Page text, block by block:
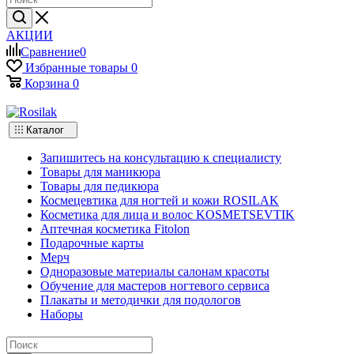
АКЦИИ
Сравнение0
Избранные товары 0
Корзина 0
Каталог
Запишитесь на консультацию к специалисту
Товары для маникюра
Товары для педикюра
Космецевтика для ногтей и кожи ROSILAK
Косметика для лица и волос KOSMETSEVTIK
Аптечная косметика Fitolon
Подарочные карты
Мерч
Одноразовые материалы салонам красоты
Обучение для мастеров ногтевого сервиса
Плакаты и методички для подологов
Наборы